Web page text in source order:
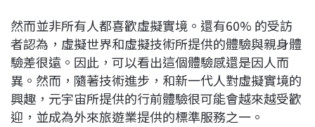
然而並非所有人都喜歡虛擬實境。還有60% 的受訪
者認為，虛擬世界和虛擬技術所提供的體驗與親身體
驗差很遠。因此，可以看出這個體驗感還是因人而
異。然而，隨著技術進步，和新一代人對虛擬實境的
興趣，元宇宙所提供的行前體驗很可能會越來越受歡
迎，並成為外來旅遊業提供的標準服務之一。